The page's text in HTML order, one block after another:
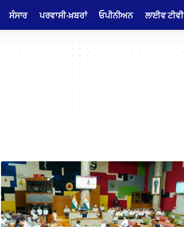
ਸੰਸਾਰ ਪਰਵਾਸੀ-ਖ਼ਬਰਾਂ ਓਪੀਨੀਅਨ ਲਾਈਵ ਟੀਵੀ